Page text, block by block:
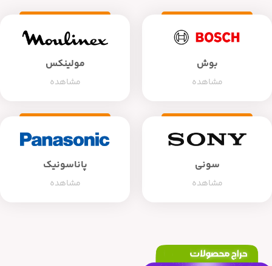
بوش
مشاهده
مولینکس
مشاهده
سونی
مشاهده
پاناسونیک
مشاهده